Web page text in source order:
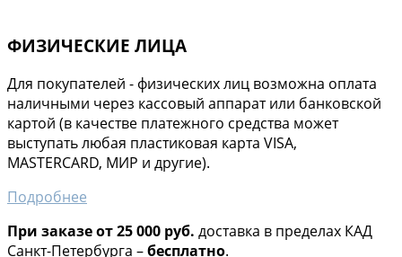
ФИЗИЧЕСКИЕ ЛИЦА
Для покупателей - физических лиц возможна оплата
наличными через кассовый аппарат или банковской
картой (в качестве платежного средства может
выступать любая пластиковая карта VISA,
MASTERCARD, МИР и другие).
Подробнее
При заказе от 25 000 руб. доставка в пределах КАД
Санкт-Петербурга –бесплатно.